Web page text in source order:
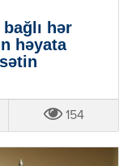
hər
həyata
154